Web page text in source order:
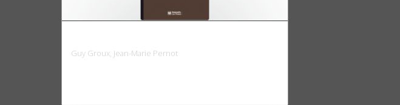
Guy Groux, Jean-Marie Pernot